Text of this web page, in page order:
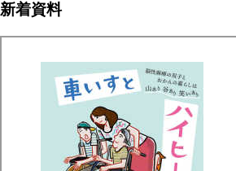
送
新着資料